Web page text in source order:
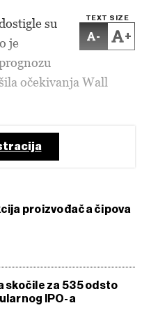
TEXT SIZE
- +
su
je
očekivanja Wall
proizvođača čipova
skočile za 535 odsto
IPO-a